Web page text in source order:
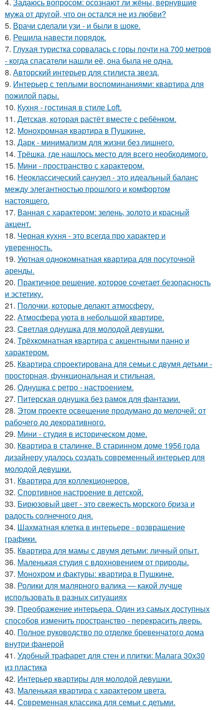
мужа от другой, что он остался не из любви?
5. Врачи сделали узи - и были в шоке.
6. Решила навести порядок.
7. Глухая туристка сорвалась с горы почти на 700 метров
- когда спасатели нашли её, она была не одна.
8. Авторский интерьер для стилиста звезд.
9. Интерьер с теплыми воспоминаниями: квартира для
пожилой пары.
10. Кухня - гостиная в стиле Loft.
11. Детская, которая растёт вместе с ребёнком.
12. Монохромная квартира в Пушкине.
13. Дарк - минимализм для жизни без лишнего.
14. Трёшка, где нашлось место для всего необходимого.
15. Мини - пространство с характером.
16. Неоклассический санузел - это идеальный баланс
между элегантностью прошлого и комфортом
настоящего.
17. Ванная с характером: зелень, золото и красный
акцент.
18. Черная кухня - это всегда про характер и
уверенность.
19. Уютная однокомнатная квартира для посуточной
аренды.
20. Практичное решение, которое сочетает безопасность
и эстетику.
21. Полочки, которые делают атмосферу.
22. Атмосфера уюта в небольшой квартире.
23. Светлая однушка для молодой девушки.
24. Трёхкомнатная квартира с акцентными панно и
характером.
25. Квартира спроектирована для семьи с двумя детьми -
просторная, функциональная и стильная.
26. Однушка с ретро - настроением.
27. Питерская однушка без рамок для фантазии.
28. Этом проекте освещение продумано до мелочей: от
рабочего до декоративного.
29. Мини - студия в историческом доме.
30. Квартира в сталинке. В старинном доме 1956 года
дизайнеру удалось создать современный интерьер для
молодой девушки.
31. Квартира для коллекционеров.
32. Спортивное настроение в детской.
33. Бирюзовый цвет - это свежесть морского бриза и
радость солнечного дня.
34. Шахматная клетка в интерьере - возвращение
графики.
35. Квартира для мамы с двумя детьми: личный опыт.
36. Маленькая студия с вдохновением от природы.
37. Монохром и фактуры: квартира в Пушкине.
38. Ролики для малярного валика — какой лучше
использовать в разных ситуациях
39. Преображение интерьера. Один из самых доступных
способов изменить пространство - перекрасить дверь.
40. Полное руководство по отделке бревенчатого дома
внутри фанерой
41. Удобный трафарет для стен и плитки: Малага 30х30
из пластика
42. Интерьер квартиры для молодой девушки.
43. Маленькая квартира с характером цвета.
44. Современная классика для семьи с детьми.